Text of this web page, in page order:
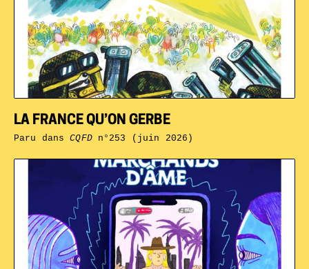
LA FRANCE QU’ON GERBE
Paru dansCQFDn°253 (juin 2026)